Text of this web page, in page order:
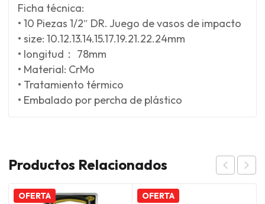
Ficha técnica:
• 10 Piezas 1/2″ DR. Juego de vasos de impacto
• size: 10.12.13.14.15.17.19.21.22.24mm
• longitud： 78mm
• Material: CrMo
• Tratamiento térmico
• Embalado por percha de plástico
Productos Relacionados
OFERTA OFERTA